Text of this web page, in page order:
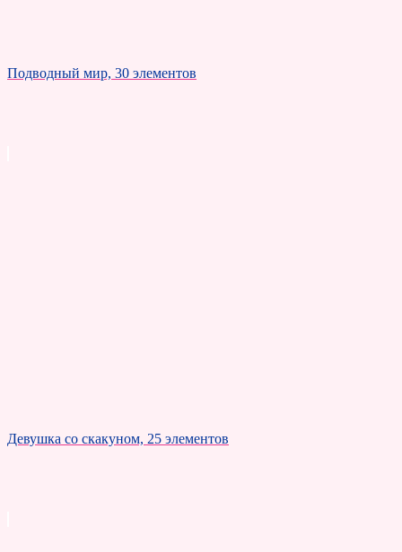
Подводный мир, 30 элементов
Девушка со скакуном, 25 элементов